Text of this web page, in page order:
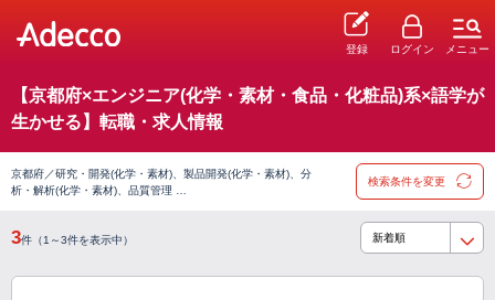
登録 ログイン メニュー
【京都府×エンジニア(化学・素材・食品・化粧品)系×語学が
生かせる】転職・求人情報
京都府／研究・開発(化学・素材)、製品開発(化学・素材)、分
析・解析(化学・素材)、品質管理 …
検索条件を変更
3件（1～3件を表示中）